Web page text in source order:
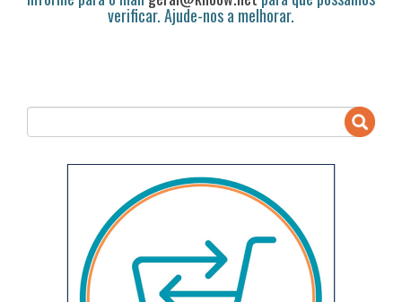
verificar. Ajude-nos a melhorar.